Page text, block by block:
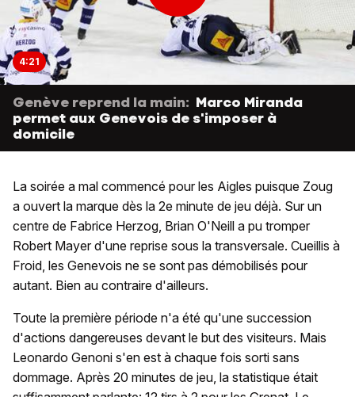
4:21
Genève reprend la main: Marco Miranda
permet aux Genevois de s'imposer à
domicile
La soirée a mal commencé pour les Aigles puisque Zoug
a ouvert la marque dès la 2e minute de jeu déjà. Sur un
centre de Fabrice Herzog, Brian O'Neill a pu tromper
Robert Mayer d'une reprise sous la transversale. Cueillis à
Froid, les Genevois ne se sont pas démobilisés pour
autant. Bien au contraire d'ailleurs.
Toute la première période n'a été qu'une succession
d'actions dangereuses devant le but des visiteurs. Mais
Leonardo Genoni s'en est à chaque fois sorti sans
dommage. Après 20 minutes de jeu, la statistique était